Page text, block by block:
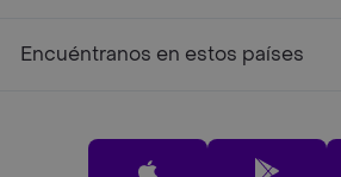
Encuéntranos en estos países